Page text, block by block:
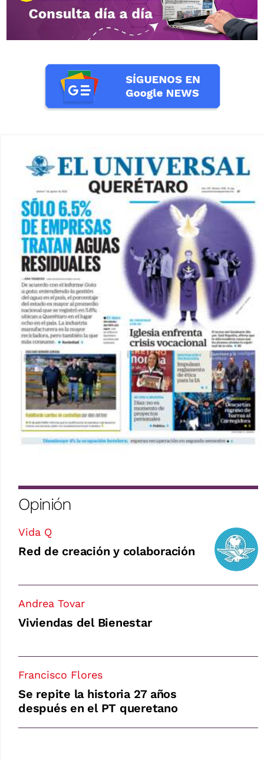
Opinión
Vida Q
Red de creación y colaboración
Andrea Tovar
Viviendas del Bienestar
Francisco Flores
Se repite la historia 27 años
después en el PT queretano